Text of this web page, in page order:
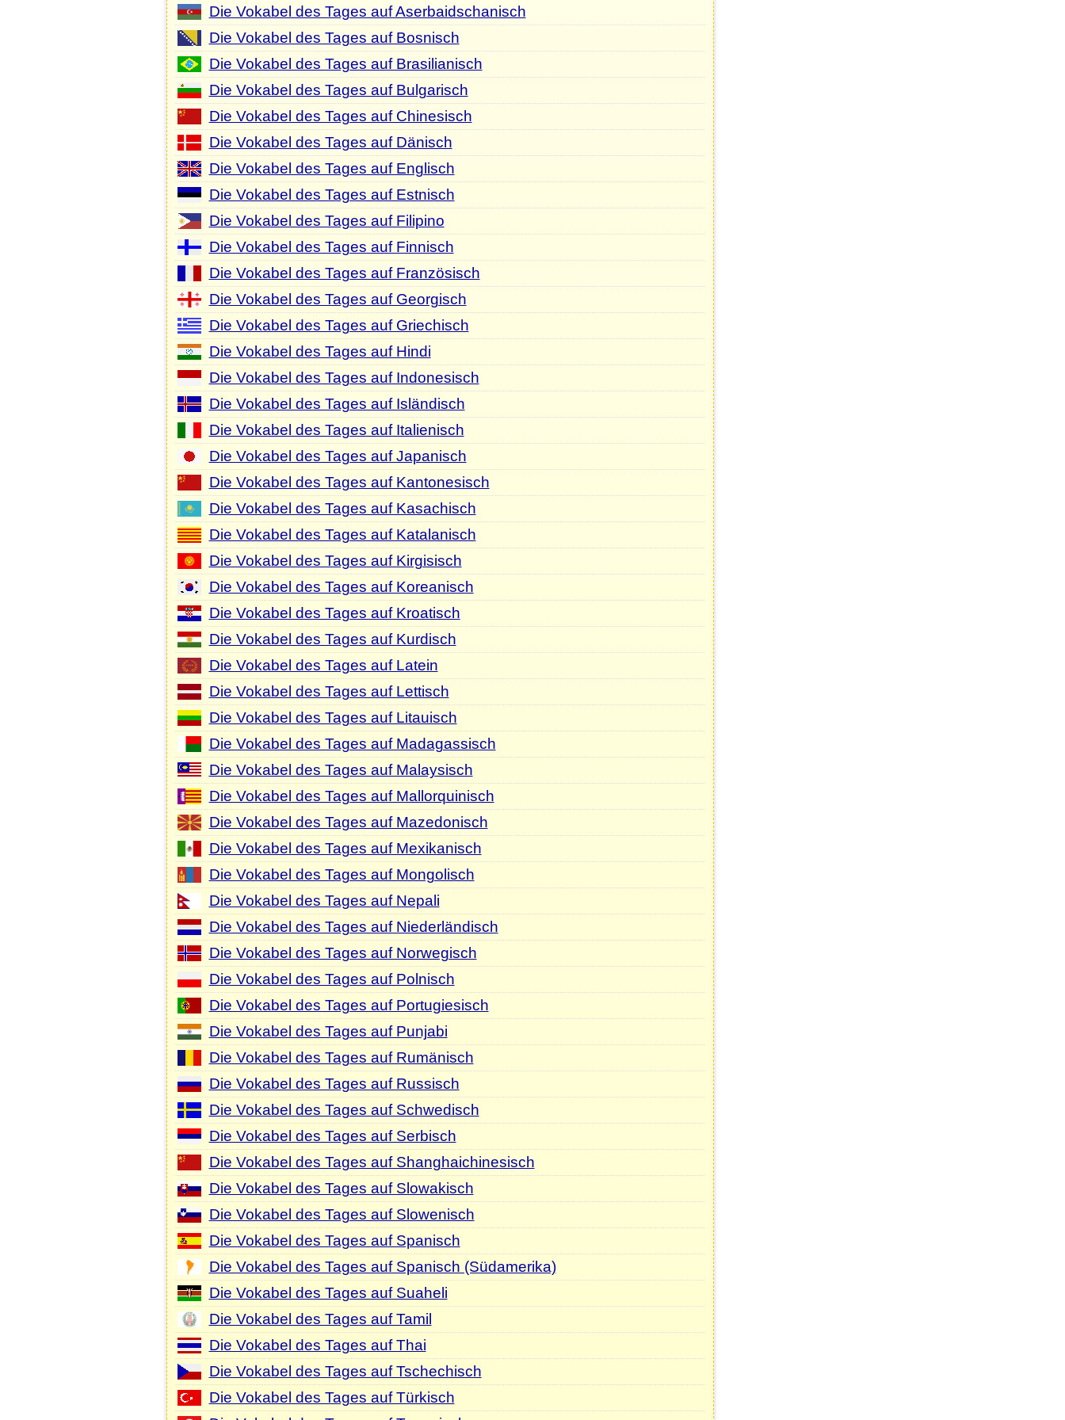
Die Vokabel des Tages auf Aserbaidschanisch
Die Vokabel des Tages auf Bosnisch
Die Vokabel des Tages auf Brasilianisch
Die Vokabel des Tages auf Bulgarisch
Die Vokabel des Tages auf Chinesisch
Die Vokabel des Tages auf Dänisch
Die Vokabel des Tages auf Englisch
Die Vokabel des Tages auf Estnisch
Die Vokabel des Tages auf Filipino
Die Vokabel des Tages auf Finnisch
Die Vokabel des Tages auf Französisch
Die Vokabel des Tages auf Georgisch
Die Vokabel des Tages auf Griechisch
Die Vokabel des Tages auf Hindi
Die Vokabel des Tages auf Indonesisch
Die Vokabel des Tages auf Isländisch
Die Vokabel des Tages auf Italienisch
Die Vokabel des Tages auf Japanisch
Die Vokabel des Tages auf Kantonesisch
Die Vokabel des Tages auf Kasachisch
Die Vokabel des Tages auf Katalanisch
Die Vokabel des Tages auf Kirgisisch
Die Vokabel des Tages auf Koreanisch
Die Vokabel des Tages auf Kroatisch
Die Vokabel des Tages auf Kurdisch
Die Vokabel des Tages auf Latein
Die Vokabel des Tages auf Lettisch
Die Vokabel des Tages auf Litauisch
Die Vokabel des Tages auf Madagassisch
Die Vokabel des Tages auf Malaysisch
Die Vokabel des Tages auf Mallorquinisch
Die Vokabel des Tages auf Mazedonisch
Die Vokabel des Tages auf Mexikanisch
Die Vokabel des Tages auf Mongolisch
Die Vokabel des Tages auf Nepali
Die Vokabel des Tages auf Niederländisch
Die Vokabel des Tages auf Norwegisch
Die Vokabel des Tages auf Polnisch
Die Vokabel des Tages auf Portugiesisch
Die Vokabel des Tages auf Punjabi
Die Vokabel des Tages auf Rumänisch
Die Vokabel des Tages auf Russisch
Die Vokabel des Tages auf Schwedisch
Die Vokabel des Tages auf Serbisch
Die Vokabel des Tages auf Shanghaichinesisch
Die Vokabel des Tages auf Slowakisch
Die Vokabel des Tages auf Slowenisch
Die Vokabel des Tages auf Spanisch
Die Vokabel des Tages auf Spanisch (Südamerika)
Die Vokabel des Tages auf Suaheli
Die Vokabel des Tages auf Tamil
Die Vokabel des Tages auf Thai
Die Vokabel des Tages auf Tschechisch
Die Vokabel des Tages auf Türkisch